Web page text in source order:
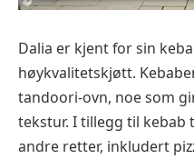
Dalia er kjent for sin
høykvalitetskjøtt.
tandoori-ovn, noe som
tekstur. I tillegg til kebab
andre retter, inkludert